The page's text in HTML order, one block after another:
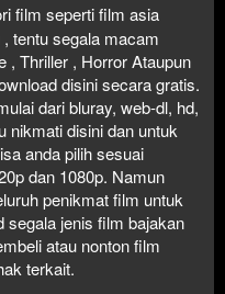
film seperti film asia
tentu segala macam
, Thriller , Horror Ataupun
disini secara gratis.
dari bluray, web-dl, hd,
nikmati disini dan untuk
anda pilih sesuai
dan 1080p. Namun
penikmat film untuk
segala jenis film bajakan
atau nonton film
terkait.